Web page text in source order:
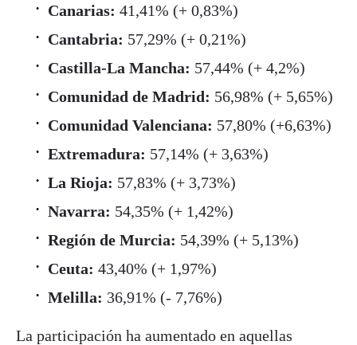
Canarias: 41,41% (+ 0,83%)
Cantabria: 57,29% (+ 0,21%)
Castilla-La Mancha: 57,44% (+ 4,2%)
Comunidad de Madrid: 56,98% (+ 5,65%)
Comunidad Valenciana: 57,80% (+6,63%)
Extremadura: 57,14% (+ 3,63%)
La Rioja: 57,83% (+ 3,73%)
Navarra: 54,35% (+ 1,42%)
Región de Murcia: 54,39% (+ 5,13%)
Ceuta: 43,40% (+ 1,97%)
Melilla: 36,91% (- 7,76%)
La participación ha aumentado en aquellas